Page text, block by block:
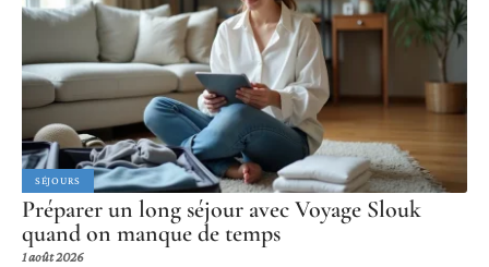
SÉJOURS
Préparer un long séjour avec Voyage Slouk
quand on manque de temps
1 août 2026